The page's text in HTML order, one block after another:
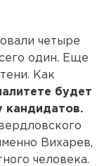
четыре
один. Еще
Как
будет
кандидатов.
Вихарев,
человека.